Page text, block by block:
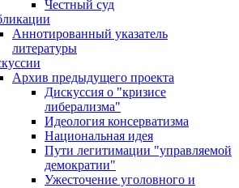
Честный суд
Аннотированный указатель
литературы
Архив предыдущего проекта
Дискуссия о "кризисе
либерализма"
Идеология консерватизма
Национальная идея
Пути легитимации "управляемой
демократии"
Ужесточение уголовного и